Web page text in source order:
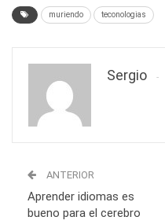
muriendo teconologias
Sergio
ANTERIOR
Aprender idiomas es
bueno para el cerebro